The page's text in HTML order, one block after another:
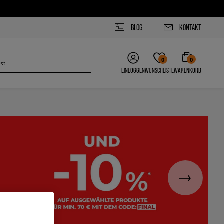
BLOG KONTAKT
EINLOGGEN
0
WUNSCHLISTE
0
WARENKORB